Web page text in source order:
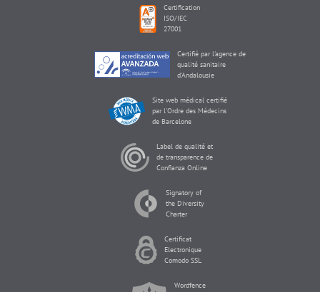
Certification
ISO/IEC
27001
Certifié par l'agence de
qualité sanitaire
d'Andalousie
Site web médical certifié
par l'Ordre des Médecins
de Barcelone
Label de qualité et
de transparence de
Confianza Online
Signatory of
the Diversity
Charter
Certificat
Electronique
Comodo SSL
Wordfence